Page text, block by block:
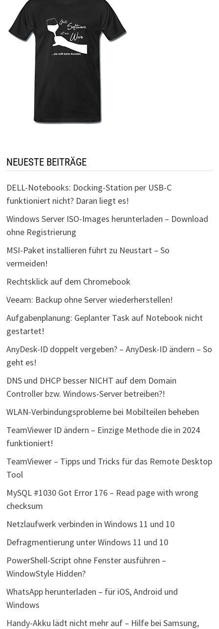
NEUESTE BEITRÄGE
DELL-Notebooks: Docking-Station per USB-C
funktioniert nicht? Daran liegt es!
Windows Server ISO-Images herunterladen – Download
ohne Registrierung
MSI-Paket installieren führt zu Neustart – So
vermeiden!
Rechtsklick auf dem Chromebook
Veeam: Backup ohne Server wiederherstellen!
Aufgabenplanung: Geplanter Task auf Notebook nicht
gestartet!
AnyDesk-ID doppelt vergeben? – AnyDesk-ID ändern – So
geht es!
DNS und DHCP besser NICHT auf dem Domain
Controller bzw. Windows-Server betreiben?!
WLAN-Verbindungsprobleme bei Mobilteilen beheben
TeamViewer ID ändern – Einzige Methode die in 2024
funktioniert!
TeamViewer – Tipps und Tricks für das Remote Desktop
Tool
MySQL #1030 Got Error 176 – Read page with wrong
checksum
Netzlaufwerk verbinden in Windows 11 und 10
Defragmentierung unter Windows 11 und 10
PowerShell-Script ohne Fenster ausführen –
WindowStyle Hidden?
WhatsApp herunterladen – für iOS, Android und
Windows
Handy-Akku lädt nicht mehr auf – Hilfe bei Samsung,